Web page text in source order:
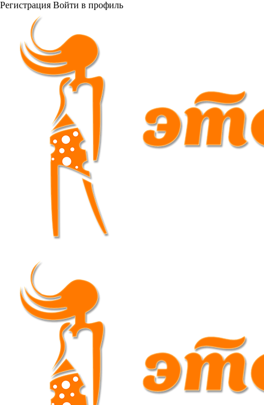
Регистрация Войти в профиль